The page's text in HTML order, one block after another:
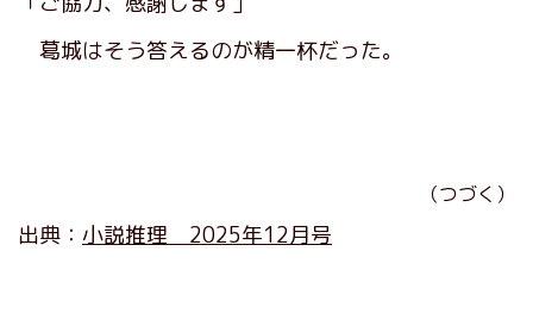
葛城はそう答えるのが精一杯だった。
（つづく）
出典： 小説推理 2025年12月号